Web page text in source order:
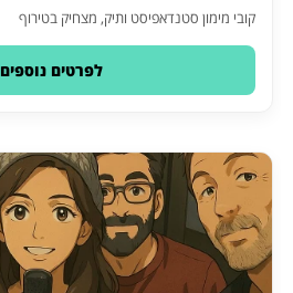
קובי מימון סטנדאפיסט ותיק, מצחיק בטירוף
לפרטים נוספים